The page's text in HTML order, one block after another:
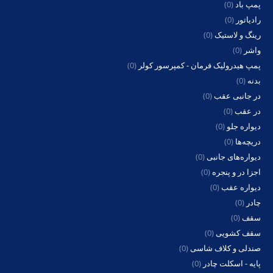
پمپ باد(0)
رادیاتور (0)
رینگ و لاستیک(0)
واشر (0)
پمپ هیدرولیک فرمان - کمپرسور کولر (0)
بدنه (0)
در جانبی عقب(0)
در عقب(0)
دیواره جلو (0)
دریچه‌ها (0)
دیواره‌های جانبی(0)
اجزا در و پنجره (0)
دیواره عقب(0)
چادر (0)
سقف(0)
سقف کشویی(0)
صندلی و کلاف شاسی(0)
پایه - اسکلت چادر (0)